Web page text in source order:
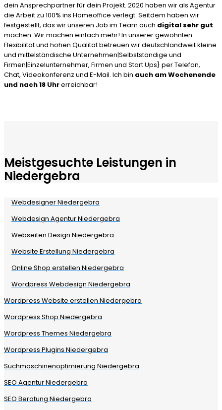
dein Ansprechpartner für dein Projekt. 2020 haben wir als Agentur
die Arbeit zu 100% ins Homeoffice verlegt. Seitdem haben wir
festgestellt, das wir unseren Job im Team auch digital sehr gut
machen. Wir machen einfach mehr! In unserer gewohnten
Flexibilität und hohen Qualität betreuen wir deutschlandweit kleine
und mittelständische Unternehmen|Selbstständige und
Firmen|Einzelunternehmer, Firmen und Start Ups} per Telefon,
Chat, Videokonferenz und E-Mail. Ich bin auch am Wochenende
und nach 18 Uhrerreichbar!
Meistgesuchte Leistungen in
Niedergebra
Webdesigner Niedergebra
Webdesign Agentur Niedergebra
Webseiten Design Niedergebra
Website Erstellung Niedergebra
Online Shop erstellen Niedergebra
Wordpress Webdesign Niedergebra
Wordpress Website erstellen Niedergebra
Wordpress Shop Niedergebra
Wordpress Themes Niedergebra
Wordpress Plugins Niedergebra
Suchmaschinenoptimierung Niedergebra
SEO Agentur Niedergebra
SEO Beratung Niedergebra